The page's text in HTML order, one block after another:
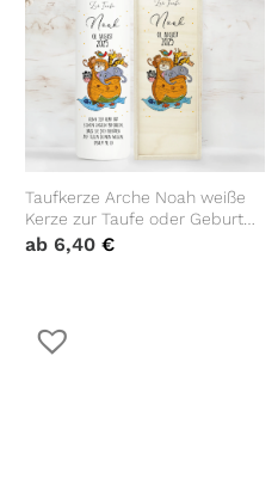
Taufkerze Arche Noah weiße
Kerze zur Taufe oder Geburt
Boot Tiere Taufspruch mit
ab 6,40 €